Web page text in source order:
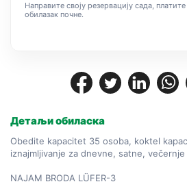
Детаљи обиласка
Obedite kapacitet 35 osoba, koktel
iznajmljivanje za dnevne, satne,
NAJAM BRODA LÜFER-3
Направите своју резервацију сада,
обилазак почне.